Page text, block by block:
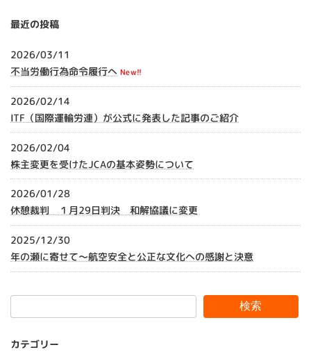
最近の投稿
2026/03/11
不当労働行為命令履行へ New!!
2026/02/14
ITF（国際運輸労連）が公式に発表した記事のご紹介
2026/02/04
株主変更を受けたJCAの基本姿勢について
2026/01/28
休憩裁判 １月29日判決 和解協議に変更
2025/12/30
年の瀬に寄せて～航空安全と公正な文化への感謝と決意
検索
カテゴリー